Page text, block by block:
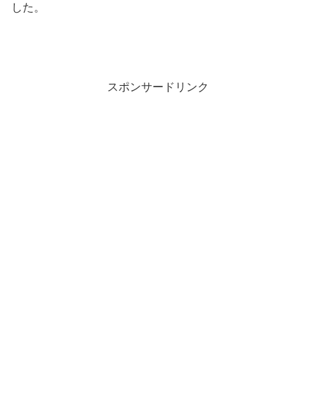
した。
スポンサードリンク